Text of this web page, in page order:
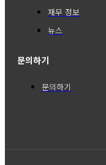
재무 정보
뉴스
문의하기
문의하기